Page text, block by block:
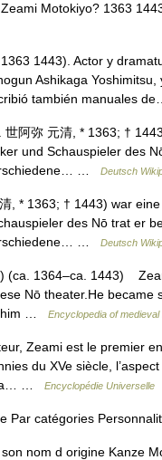
Motokiyo? 1363
1443). Actor y
Ashikaga
también manuales
阿弥 元清, * 1363; †
und Schauspieler des
…
Deutsch
, * 1363; † 1443) war
des Nō trat er
…
Deutsch
(ca. 1364–ca. 1443)
Nō theater.He
him …
Encyclopedia of medieval
Zeami est le premier
du XVe siècle,
la… …
Encyclopédie Universelle
Par catégories
nom d origine Kanze